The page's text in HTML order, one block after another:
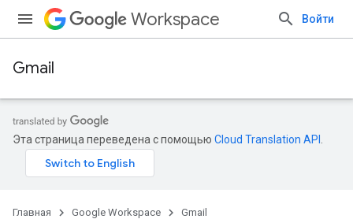
Workspace Войти
Gmail
Эта страница переведена с помощью Cloud Translation API
Главная Google Workspace
Gmail